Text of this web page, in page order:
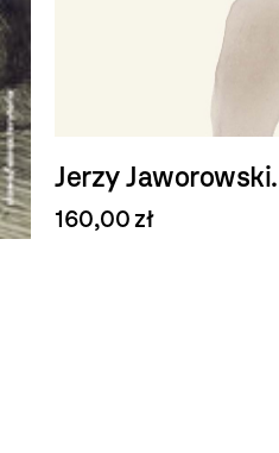
Jerzy
160,00 zł